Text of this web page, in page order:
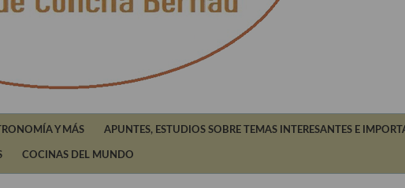
Y MÁS APUNTES, ESTUDIOS SOBRE TEMAS INTERESANTES E
COCINAS DEL MUNDO